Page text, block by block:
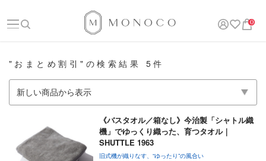
0
"おまとめ割引"の検索結果 5件
《バスタオル／箱なし》今治製「シャトル織
機」でゆっくり織った、育つタオル｜
SHUTTLE 1963
旧式機が織りなす、“ゆったり”の風合い